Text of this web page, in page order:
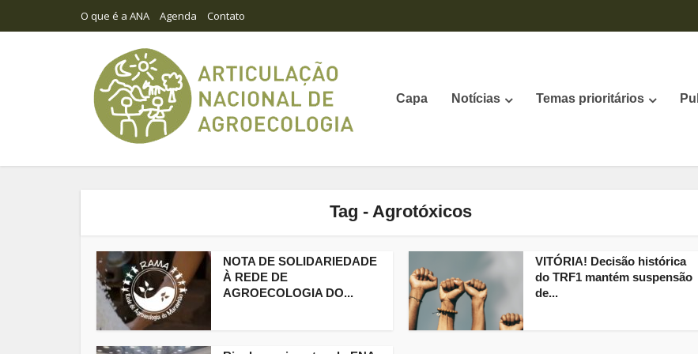
O que é a ANA Agenda Contato
Capa Notícias Temas prioritários
Tag - Agrotóxicos
NOTA DE SOLIDARIEDADE
À REDE DE
AGROECOLOGIA DO...
VITÓRIA! Decisão histórica
do TRF1 mantém suspensão
de...